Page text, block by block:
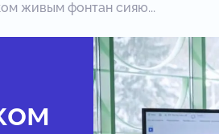
живым фонтан сияю...